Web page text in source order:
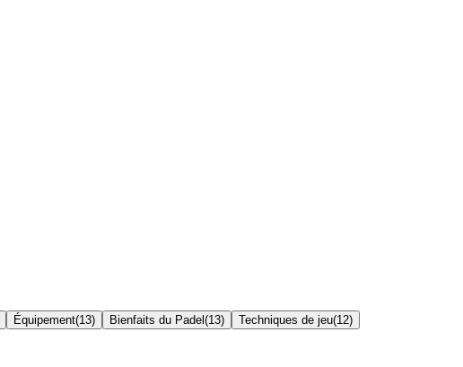
Équipement(13) Bienfaits du Padel (13) Techniques de jeu(12)